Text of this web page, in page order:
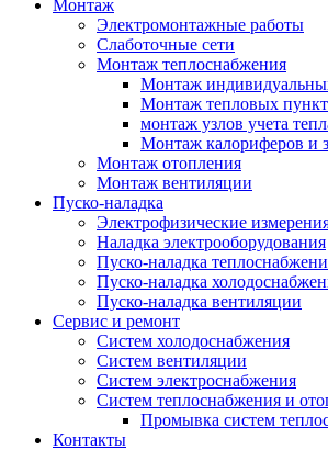
Монтаж
Электромонтажные работы
Слаботочные сети
Монтаж теплоснабжения
Монтаж
Монтаж тепловых
монтаж узлов учета
Монтаж калориферов и
Монтаж отопления
Монтаж вентиляции
Пуско-наладка
Электрофизические
Наладка электрооборудования
Пуско-наладка
Пуско-наладка
Пуско-наладка вентиляции
Сервис и ремонт
Систем холодоснабжения
Систем вентиляции
Систем электроснабжения
Систем теплоснабжения и
Промывка систем
Контакты